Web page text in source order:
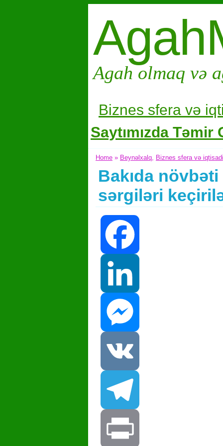
Agah olmaq və
Biznes sfera və i
Saytımızda Təmir
Home » Beynəlxalq, Biznes sfera və
Bakıda
sərgiləri
Facebook
LinkedIn
Messenger
VK
Telegram